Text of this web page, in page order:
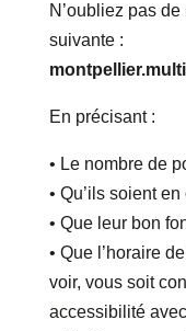
N’oubliez pas de
suivante :
En précisant :
• Le nombre de
• Qu’ils soient en
• Que leur bon
• Que l’horaire
voir, vous soit
accessibilité